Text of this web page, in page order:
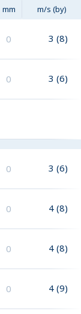
mm m/s (by)
0 3 (8)
0 3 (6)
0 3 (6)
0 4 (8)
0 4 (8)
0 4 (9)